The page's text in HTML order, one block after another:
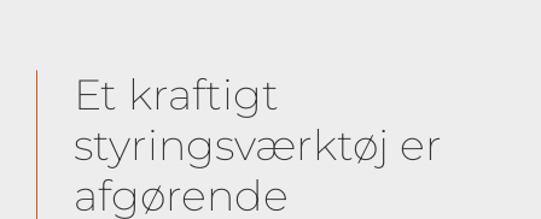
Et kraftigt
styringsværktøj er
afgørende